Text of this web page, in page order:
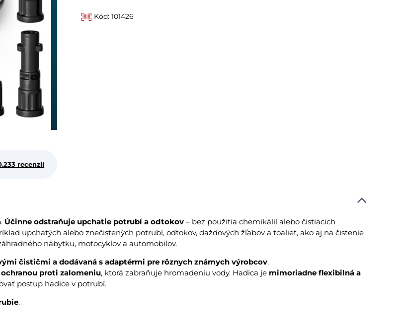
recenzií
Kód: 101426
. Účinne odstraňuje upchatie potrubí a odtokov – bez použitia chemikálií alebo čistiacich
upchatých alebo znečistených potrubí, odtokov, dažďových žľabov a toaliet, ako aj na čistenie
nábytku, motocyklov a automobilov.
čističmi a dodávaná s adaptérmi pre rôznych známych výrobcov.
proti zalomeniu, ktorá zabraňuje hromadeniu vody. Hadica je mimoriadne flexibilná a
postup hadice v potrubí.
.